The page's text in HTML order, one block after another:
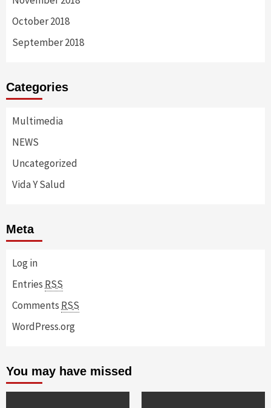
October 2018
September 2018
Categories
Multimedia
NEWS
Uncategorized
Vida Y Salud
Meta
Log in
Entries RSS
Comments RSS
WordPress.org
You may have missed